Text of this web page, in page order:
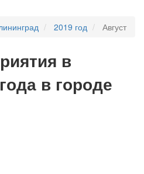
2019 год Август
в
в городе